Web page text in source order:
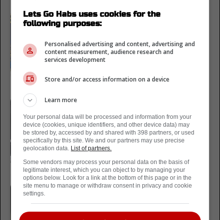
6 juin 2024
Les Flyers de
Philadelphie ont
fait une annonce à
propos de Matvei
Michkov
Grosse rumeur
impliquant l'espoir
des Flyers: Matvei
Michkov se
prononce
20 mai 2024
Michkov: Des
Lets Go Habs uses cookies for the
following purposes:
Personalised advertising and content, advertising and
content measurement, audience research and
services development
Store and/or access information on a device
Learn more
Your personal data will be processed and information from your
device (cookies, unique identifiers, and other device data) may
be stored by, accessed by and shared with 398 partners, or used
specifically by this site. We and our partners may use precise
geolocation data. List of partners.
Some vendors may process your personal data on the basis of
legitimate interest, which you can object to by managing your
options below. Look for a link at the bottom of this page or in the
site menu to manage or withdraw consent in privacy and cookie
settings.